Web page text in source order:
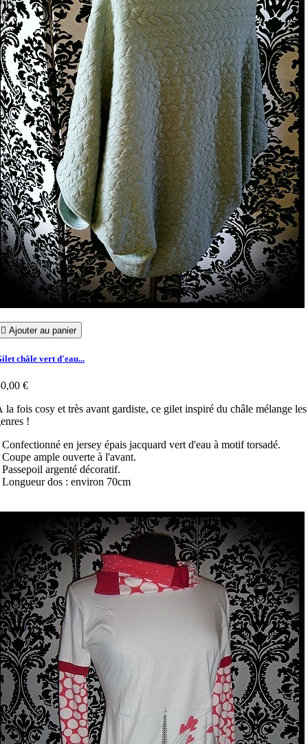
 Ajouter au panier
châle vert d'eau...
€
la fois cosy et très avant gardiste, ce gilet inspiré du châle mélange les
!
Confectionné en jersey épais jacquard vert d'eau à motif torsadé.
Coupe ample ouverte à l'avant.
Passepoil argenté décoratif.
Longueur dos : environ 70cm